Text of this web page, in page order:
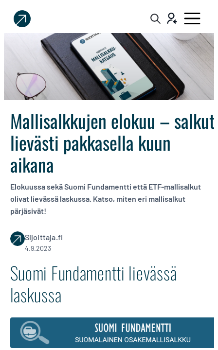
Sijoittaja.fi
Tee
parempia
sijoituspäätöksiä
Mallisalkkujen elokuu – salkut
lievästi pakkasella kuun
aikana
Elokuussa sekä Suomi Fundamentti että ETF-mallisalkut
olivat lievässä laskussa. Katso, miten eri mallisalkut
pärjäsivät!
Sijoittaja.fi
4.9.2023
Suomi Fundamentti lievässä
laskussa